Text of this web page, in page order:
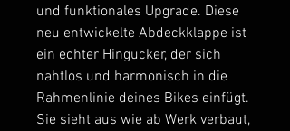
und funktionales Upgrade. Diese
neu entwickelte Abdeckklappe ist
ein echter Hingucker, der sich
nahtlos und harmonisch in die
Rahmenlinie deines Bikes einfügt.
Sie sieht aus wie ab Werk verbaut,